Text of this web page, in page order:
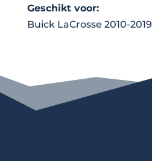
Geschikt voor:
Buick LaCrosse 2010-2019